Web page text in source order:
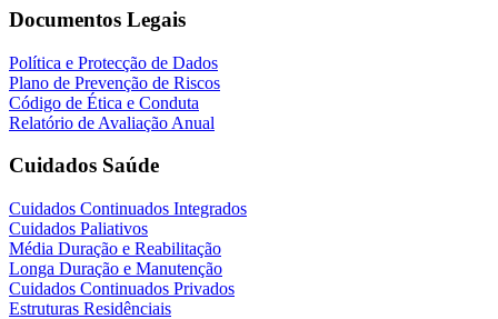
Documentos Legais
Política e Protecção de Dados
Plano de Prevenção de Riscos
Código de Ética e Conduta
Relatório de Avaliação Anual
Cuidados Saúde
Cuidados Continuados Integrados
Cuidados Paliativos
Média Duração e Reabilitação
Longa Duração e Manutenção
Cuidados Continuados Privados
Estruturas Residênciais